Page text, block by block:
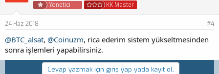
Yönetici
KK Master
24 Haz 2018 #4
@BTC_alsat, @Coinuzm, rica ederim sistem yükseltmesinden
sonra işlemleri yapabilirsiniz.
Cevap yazmak için giriş yap yada kayıt ol.